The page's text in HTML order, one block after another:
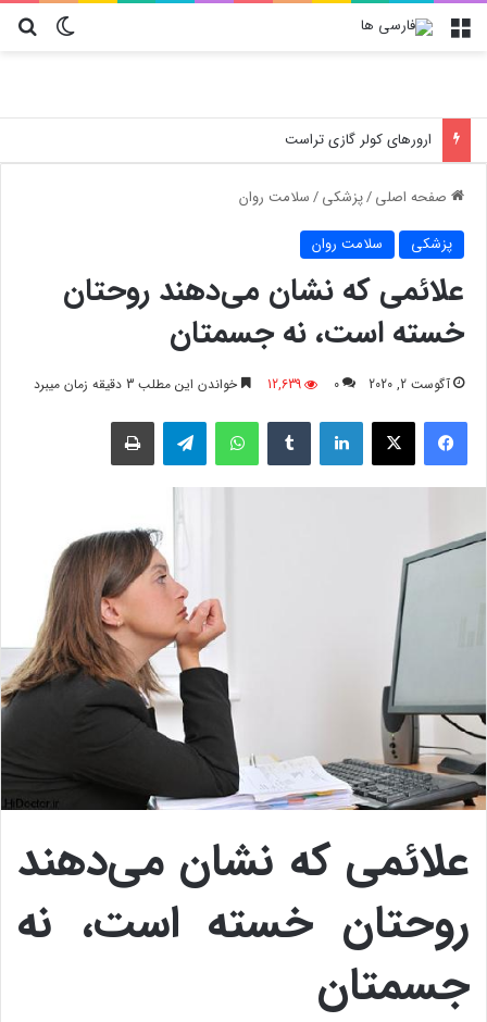
تغییر منو
ارورهای کولر گازی تراست
صفحه اصلی/پزشکی/سلامت روان
پزشکی سلامت روان
علائمی که نشان می‌دهند روحتان
خسته است، نه جسمتان
آگوست 2, 2020 0
12,639 خواندن این مطلب 3 دقیقه زمان میبرد
فیسبوک لینکدین واتس آپ
علائمی که نشان می‌دهند
روحتان خسته است، نه
جسمتان